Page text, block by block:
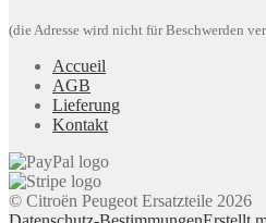
(die Adresse wird nicht für Beschwerden
Accueil
AGB
Lieferung
Kontakt
© Citroën Peugeot Ersatzteile 2026